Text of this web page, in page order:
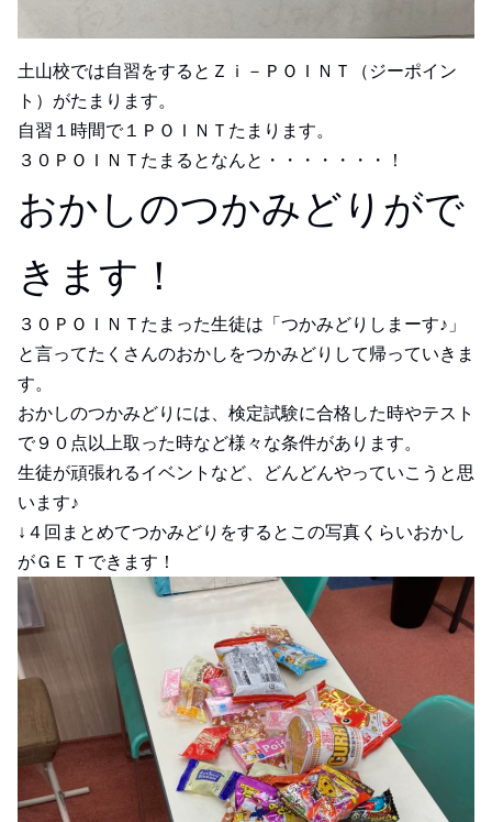
土山校では自習をするとＺｉ－ＰＯＩＮＴ（ジーポイン
ト）がたまります。
自習１時間で１ＰＯＩＮＴたまります。
３０ＰＯＩＮＴたまるとなんと・・・・・・・！
おかしのつかみどりがで
きます！
３０ＰＯＩＮＴたまった生徒は「つかみどりしまーす♪」
と言ってたくさんのおかしをつかみどりして帰っていきま
す。
おかしのつかみどりには、検定試験に合格した時やテスト
で９０点以上取った時など様々な条件があります。
生徒が頑張れるイベントなど、どんどんやっていこうと思
います♪
↓４回まとめてつかみどりをするとこの写真くらいおかし
がＧＥＴできます！